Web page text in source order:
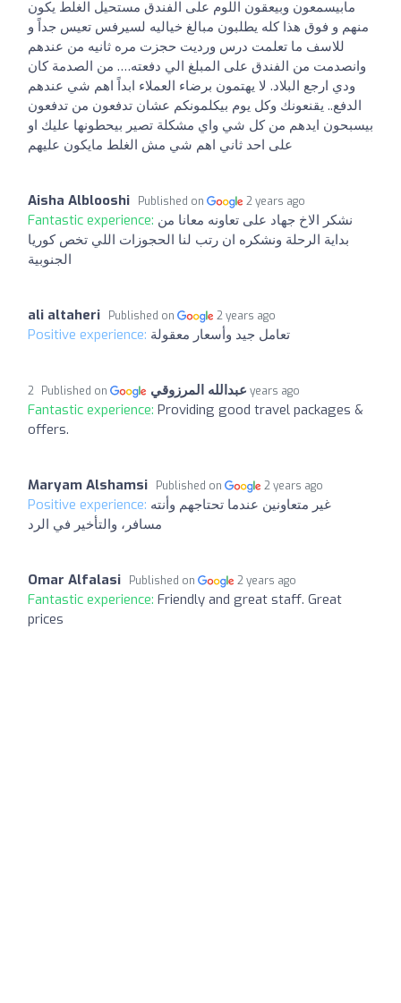
مابيسمعون وبيعقون اللوم على الفندق مستحيل الغلط يكون
منهم و فوق هذا كله يطلبون مبالغ خياليه لسيرفس تعيس جداً و
للاسف ما تعلمت درس ورديت حجزت مره ثانيه من عندهم
وانصدمت من الفندق على المبلغ الي دفعته…. من الصدمة كان
ودي ارجع البلاد. لا يهتمون برضاء العملاء ابداً اهم شي عندهم
الدفع.. يقنعونك وكل يوم بيكلمونكم عشان تدفعون من تدفعون
بيسبحون ايدهم من كل شي واي مشكلة تصير بيحطونها عليك او
على احد ثاني اهم شي مش الغلط مايكون عليهم
Aisha Alblooshi Published on 2 years ago
Fantastic experience: نشكر الاخ جهاد على تعاونه معانا من
بداية الرحلة ونشكره ان رتب لنا الحجوزات اللي تخص كوريا
الجنوبية
ali altaheri Published on 2 years ago
Positive experience: تعامل جيد وأسعار معقولة
عبدالله المرزوقي Published on 2 years ago
Fantastic experience: Providing good travel packages &
offers.
Maryam Alshamsi Published on 2 years ago
Positive experience: غير متعاونين عندما تحتاجهم وأنته
مسافر، والتأخير في الرد
Omar Alfalasi Published on 2 years ago
Fantastic experience: Friendly and great staff. Great
prices